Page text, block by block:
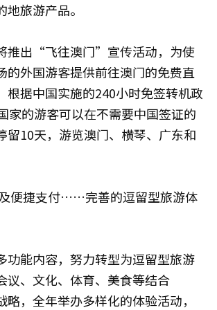
旅游产品。
推出“飞往澳门”宣传活动，为使
的外国游客提供前往澳门的免费直
根据中国实施的240小时免签转机政
家的游客可以在不需要中国签证的
留10天，游览澳门、横琴、广东和
便捷支付……完善的逗留型旅游体
功能内容，努力转型为逗留型旅游
议、文化、体育、美食等结合
，全年举办多样化的体验活动，